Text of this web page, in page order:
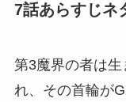
7話あらすじ
第3魔界の者は
れ、その首輪が